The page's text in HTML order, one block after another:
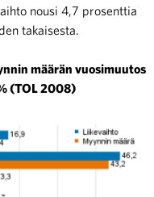
nousi 4,7 prosenttia
takaisesta.
määrän vuosimuutos
(TOL 2008)